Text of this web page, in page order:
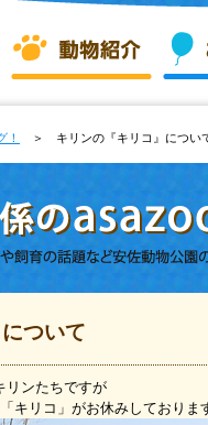
！ ＞ キリンの『キリコ』につい
ついて
リンたちですが
キリコ」がお休みしておりま